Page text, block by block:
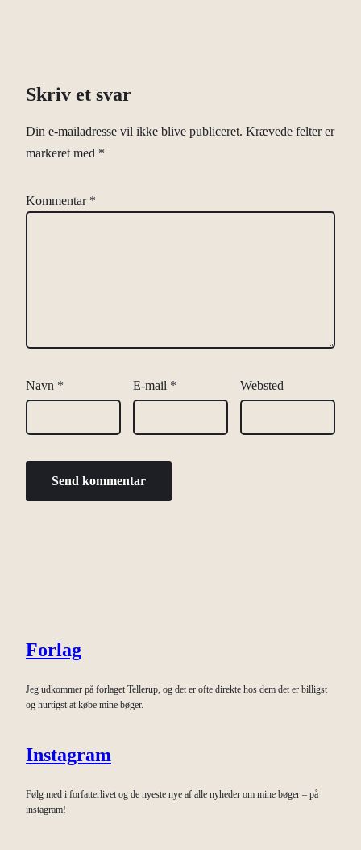
Skriv et svar
Din e-mailadresse vil ikke blive publiceret. Krævede felter er
markeret med *
Kommentar *
Navn * E-mail * Websted
Forlag
Jeg udkommer på forlaget Tellerup, og det er ofte direkte hos dem det er billigst
og hurtigst at købe mine bøger.
Instagram
Følg med i forfatterlivet og de nyeste nye af alle nyheder om mine bøger – på
instagram!